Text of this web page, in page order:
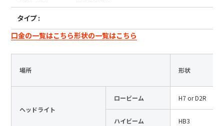
日本語
サステナビリティ
株主・投資家情報
ニュース
採用情報
タイプ :
口金の一覧はこちら形状の一覧はこちら
場所 形状
ヘッドライト
ロービーム H7 or D2R
ハイビーム HB3